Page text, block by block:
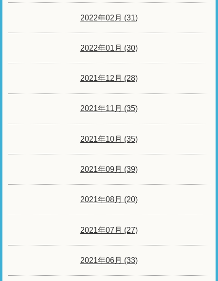
2022年02月 (31)
2022年01月 (30)
2021年12月 (28)
2021年11月 (35)
2021年10月 (35)
2021年09月 (39)
2021年08月 (20)
2021年07月 (27)
2021年06月 (33)